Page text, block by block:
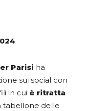
Parisi ha
sui social con
in cui è ritratta
tabellone delle